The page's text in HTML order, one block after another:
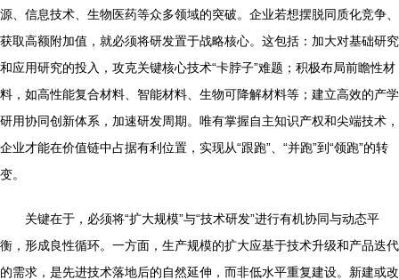
源、信息技术、生物医药等众多领域的突破。企业若想摆脱同质化竞争、
获取高额附加值，就必须将研发置于战略核心。这包括：加大对基础研究
和应用研究的投入，攻克关键核心技术“卡脖子”难题；积极布局前瞻性材
料，如高性能复合材料、智能材料、生物可降解材料等；建立高效的产学
研用协同创新体系，加速研发周期。唯有掌握自主知识产权和尖端技术，
企业才能在价值链中占据有利位置，实现从“跟跑”、“并跑”到“领跑”的转
变。
关键在于，必须将“扩大规模”与“技术研发”进行有机协同与动态平
衡，形成良性循环。一方面，生产规模的扩大应基于技术升级和产品迭代
的需求，是先进技术落地后的自然延伸，而非低水平重复建设。新建或改